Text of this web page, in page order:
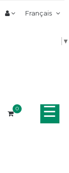
Français
▼
0
la
☰